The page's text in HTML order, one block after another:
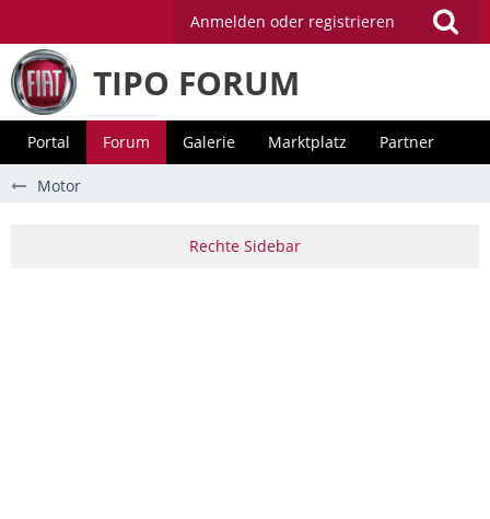
Anmelden oder registrieren
TIPO FORUM
Portal Forum Galerie Marktplatz Partner
Motor